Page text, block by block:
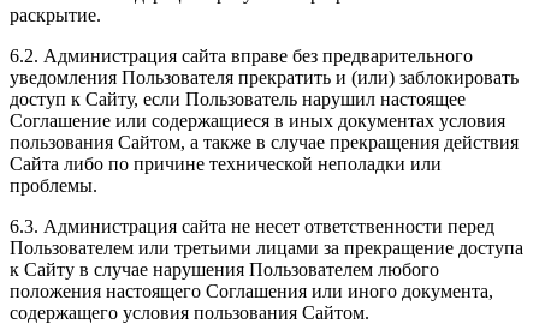
раскрытие.
6.2. Администрация сайта вправе без предварительного
уведомления Пользователя прекратить и (или) заблокировать
доступ к Сайту, если Пользователь нарушил настоящее
Соглашение или содержащиеся в иных документах условия
пользования Сайтом, а также в случае прекращения действия
Сайта либо по причине технической неполадки или
проблемы.
6.3. Администрация сайта не несет ответственности перед
Пользователем или третьими лицами за прекращение доступа
к Сайту в случае нарушения Пользователем любого
положения настоящего Соглашения или иного документа,
содержащего условия пользования Сайтом.